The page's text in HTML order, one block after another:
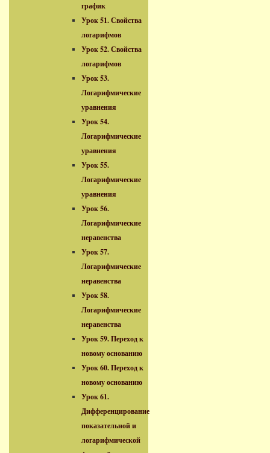
график
Урок 51. Свойства
логарифмов
Урок 52. Свойства
логарифмов
Урок 53.
Логарифмические
уравнения
Урок 54.
Логарифмические
уравнения
Урок 55.
Логарифмические
уравнения
Урок 56.
Логарифмические
неравенства
Урок 57.
Логарифмические
неравенства
Урок 58.
Логарифмические
неравенства
Урок 59. Переход к
новому основанию
Урок 60. Переход к
новому основанию
Урок 61.
Дифференцирование
показательной и
логарифмической